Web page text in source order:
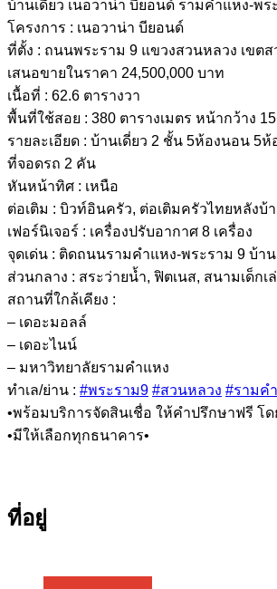
บ้านเดี่ยว เนอวาน่า บียอนด์ รามคำแหง-พร
โครงการ : เนอวาน่า บียอนด์
ที่ตั้ง : ถนนพระราม 9 แขวงสวนหลวง เขต
เสนอขายในราคา 24,500,000 บาท
เนื้อที่ : 62.6 ตารางวา
พื้นที่ใช้สอย : 380 ตารางเมตร หน้ากว้าง 15
รายละเอียด : บ้านเดี่ยว 2 ชั้น 5ห้องนอน 5
ที่จอดรถ 2 คัน
หันหน้าทิศ : เหนือ
ต่อเติม : บิวท์อินครัว, ต่อเติมครัวไทยหลัง
เฟอร์นิเจอร์ : เครื่องปรับอากาศ 8 เครื่อง
จุดเด่น : ติดถนนรามคำแหง-พระราม 9 บ้า
ส่วนกลาง : สระว่ายน้ำ, ฟิตเนส, สนามเด็ก
สถานที่ใกล้เคียง :
– เดอะมอลล์
– เดอะไนน์
– มหาวิทยาลัยรามคำแหง
ทำเล/ย่าน : #พระราม9 #สวนหลวง #รามค
•พร้อมบริการจัดสินเชื่อ ให้คำปรึกษาฟรี โ
•มีให้เลือกทุกธนาคาร•
ที่อยู่